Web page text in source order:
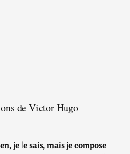
de Victor Hugo
je le sais, mais je compose